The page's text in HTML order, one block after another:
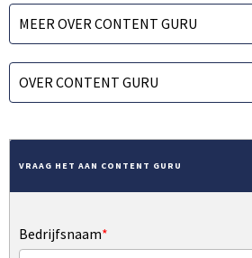
MEER OVER CONTENT GURU
OVER CONTENT GURU
VRAAG HET AAN CONTENT GURU
Bedrijfsnaam*